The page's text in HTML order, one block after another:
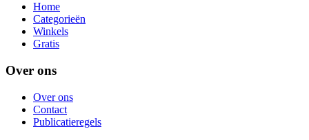
Home
Categorieën
Winkels
Gratis
Over ons
Over ons
Contact
Publicatieregels